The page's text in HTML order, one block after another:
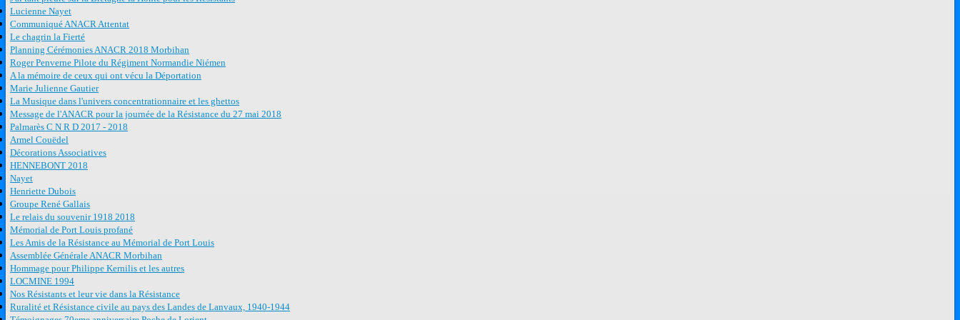
Lucienne Nayet
Communiqué ANACR Attentat
Le chagrin la Fierté
Planning Cérémonies ANACR 2018 Morbihan
Roger Penverne Pilote du Régiment Normandie Niémen
A la mémoire de ceux qui ont vécu la Déportation
Marie Julienne Gautier
La Musique dans l'univers concentrationnaire et les ghettos
Message de l'ANACR pour la journée de la Résistance du 27 mai 2018
Palmarès C N R D 2017 - 2018
Armel Couëdel
Décorations Associatives
HENNEBONT 2018
Nayet
Henriette Dubois
Groupe René Gallais
Le relais du souvenir 1918 2018
Mémorial de Port Louis profané
Les Amis de la Résistance au Mémorial de Port Louis
Assemblée Générale ANACR Morbihan
Hommage pour Philippe Kernilis et les autres
LOCMINE 1994
Nos Résistants et leur vie dans la Résistance
Ruralité et Résistance civile au pays des Landes de Lanvaux, 1940-1944